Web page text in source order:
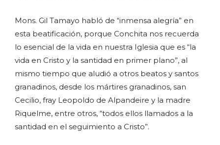
Mons. Gil Tamayo habló de “inmensa alegría” en
esta beatificación, porque Conchita nos recuerda
lo esencial de la vida en nuestra Iglesia que es “la
vida en Cristo y la santidad en primer plano”, al
mismo tiempo que aludió a otros beatos y santos
granadinos, desde los mártires granadinos, san
Cecilio, fray Leopoldo de Alpandeire y la madre
Riquelme, entre otros, “todos ellos llamados a la
santidad en el seguimiento a Cristo”.